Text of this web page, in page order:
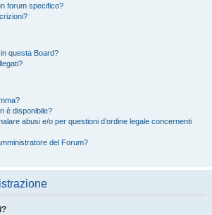
forum specifico?
questa Board?
è disponibile?
abusi e/o per questioni d’ordine legale concernenti
del Forum?